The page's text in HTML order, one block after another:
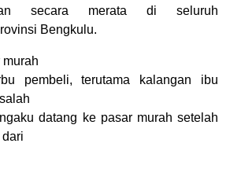
secara merata di seluruh
Bengkulu.
pembeli, terutama kalangan ibu
datang ke pasar murah setelah